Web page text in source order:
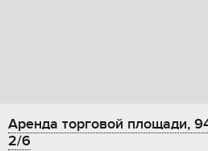
Аренда торговой площади,
2/6